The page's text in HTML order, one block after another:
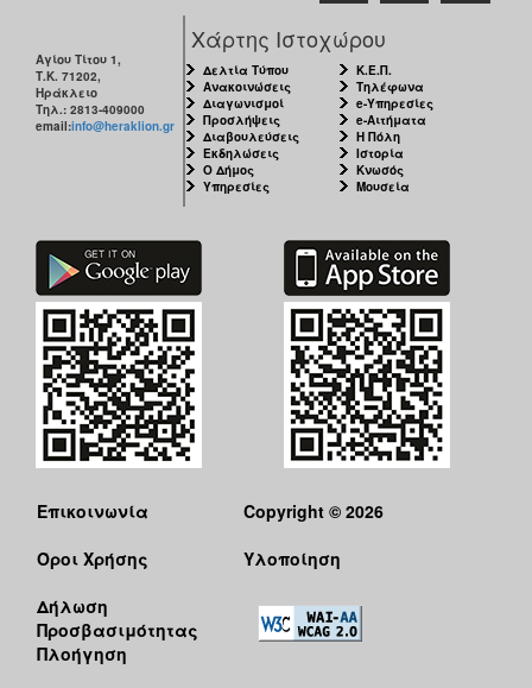
Αγίου Τίτου 1,
Τ.Κ. 71202,
Ηράκλειο
Τηλ.: 2813-409000
email:info@heraklion.gr
Χάρτης Ιστοχώρου
Δελτία Τύπου
Ανακοινώσεις
Διαγωνισμοί
Προσλήψεις
Διαβουλεύσεις
Εκδηλώσεις
Ο Δήμος
Υπηρεσίες
Κ.Ε.Π.
Τηλέφωνα
e-Υπηρεσίες
e-Αιτήματα
Η Πόλη
Ιστορία
Κνωσός
Μουσεία
Επικοινωνία
Όροι Χρήσης
Δήλωση
Προσβασιμότητας
Πλοήγηση
Copyright © 2026
Υλοποίηση